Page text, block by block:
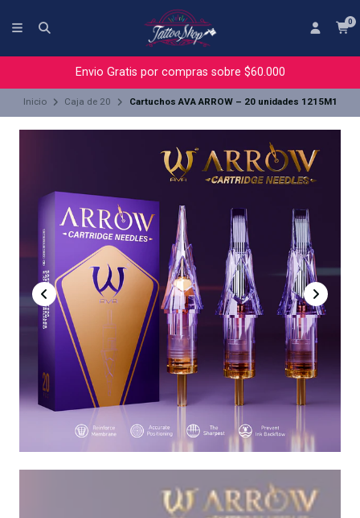
0
Envio Gratis por compras sobre $60.000
Inicio Caja de 20 Cartuchos AVA ARROW – 20 unidades 1215M1